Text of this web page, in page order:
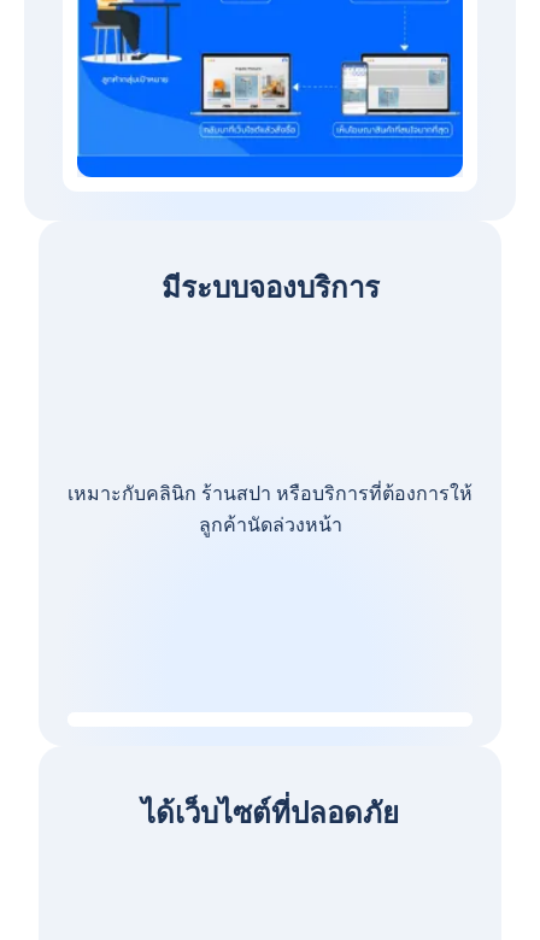
มีระบบจองบริการ
เหมาะกับคลินิก ร้านสปา หรือบริการที่ต้องการให้
ลูกค้านัดล่วงหน้า
ได้เว็บไซต์ที่ปลอดภัย